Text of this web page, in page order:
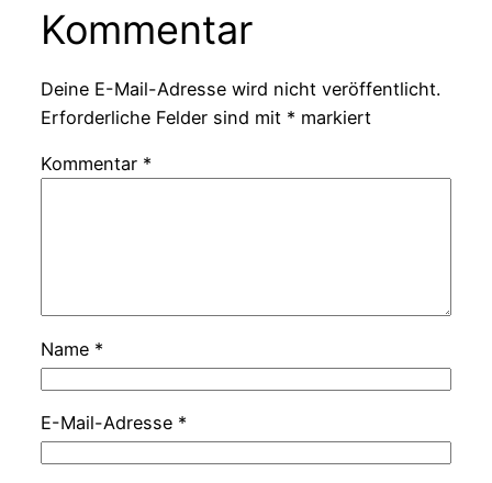
Kommentar
Deine E-Mail-Adresse wird nicht veröffentlicht.
Erforderliche Felder sind mit * markiert
Kommentar *
Name *
E-Mail-Adresse *